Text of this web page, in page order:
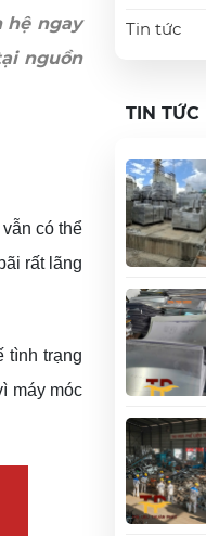
hệ ngay
nguồn
có thể
rất lãng
tình trạng
máy móc
Tin tức
TIN TỨC